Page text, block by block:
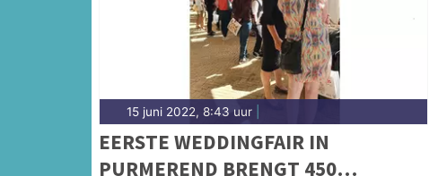
15 juni 2022, 8:43 uur
EERSTE WEDDINGFAIR IN
PURMEREND BRENGT 450